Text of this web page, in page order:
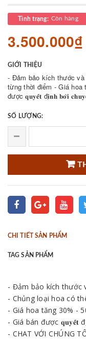
Tình trạng: Còn hàng
3.500.000₫
GIỚI THIỆU
- Đảm bảo kích thước và
từng thời điểm - Giá hoa
được 𝐪𝐮𝐲𝐞̂́𝐭 đ𝐢̣𝐧𝐡 𝐛𝐨̛̉𝐢
SỐ LƯỢNG:
CHI TIẾT SẢN PHẨM
TAG SẢN PHẨM
- Đảm bảo kích thước
- Chủng loại hoa có
- Giá hoa tăng 30% -
- Giá bán được 𝐪𝐮𝐲𝐞̂́𝐭
- CHAT VỚI CHÚNG